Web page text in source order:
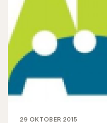
29 OKTOBER 2015